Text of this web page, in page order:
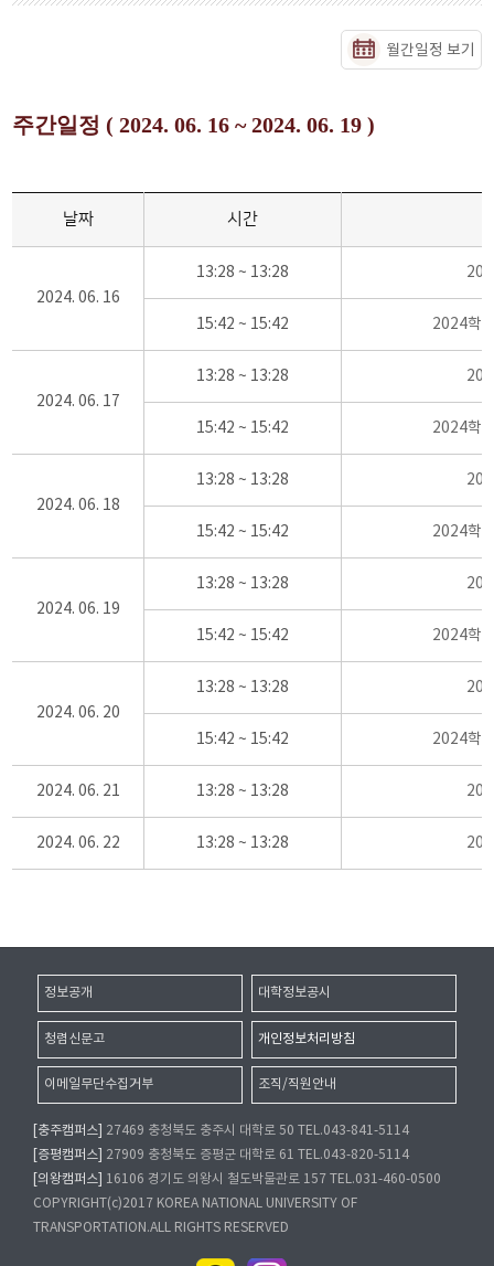
월간일정 보기
주간일정 ( 2024. 06. 16 ~ 2024. 06. 19 )
날짜 시간
2024. 06. 16
13:28 ~ 13:28
15:42 ~ 15:42 2024학
2024. 06. 17
13:28 ~ 13:28
15:42 ~ 15:42 2024학
2024. 06. 18
13:28 ~ 13:28
15:42 ~ 15:42 2024학
2024. 06. 19
13:28 ~ 13:28
15:42 ~ 15:42 2024학
2024. 06. 20
13:28 ~ 13:28
15:42 ~ 15:42 2024학
2024. 06. 21 13:28 ~ 13:28
2024. 06. 22 13:28 ~ 13:28
정보공개 대학정보공시
청렴신문고 개인정보처리방침
이메일무단수집거부 조직/직원안내
[충주캠퍼스]
27469 충청북도 충주시 대학로 50 TEL.043-841-5114
[증평캠퍼스]
27909 충청북도 증평군 대학로 61 TEL.043-820-5114
[의왕캠퍼스]
16106 경기도 의왕시 철도박물관로 157 TEL.031-460-0500
COPYRIGHT(c)2017 KOREA NATIONAL UNIVERSITY OF
TRANSPORTATION.ALL RIGHTS RESERVED